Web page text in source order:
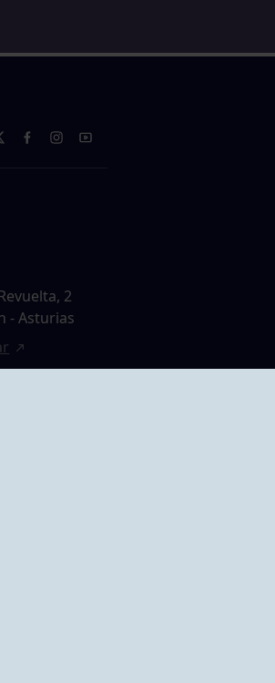
2
- Asturias